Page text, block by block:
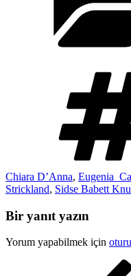
Chiara D’Anna,
Strickland, Sidse Babett
Bir yanıt yazın
Yorum yapabilmek için